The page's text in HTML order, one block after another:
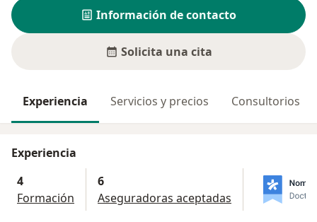
Información de contacto
Solicita una cita
Experiencia Servicios y precios Consultorios
Experiencia
4
Formación
6
Aseguradoras aceptadas